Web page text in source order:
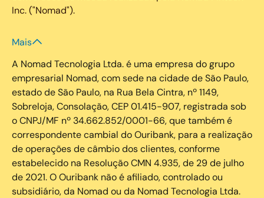
Inc. ("Nomad").
Mais
A Nomad Tecnologia Ltda. é uma empresa do grupo
empresarial Nomad, com sede na cidade de São Paulo,
estado de São Paulo, na Rua Bela Cintra, nº 1149,
Sobreloja, Consolação, CEP 01.415-907, registrada sob
o CNPJ/MF nº 34.662.852/0001-66, que também é
correspondente cambial do Ouribank, para a realização
de operações de câmbio dos clientes, conforme
estabelecido na Resolução CMN 4.935, de 29 de julho
de 2021. O Ouribank não é afiliado, controlado ou
subsidiário, da Nomad ou da Nomad Tecnologia Ltda.